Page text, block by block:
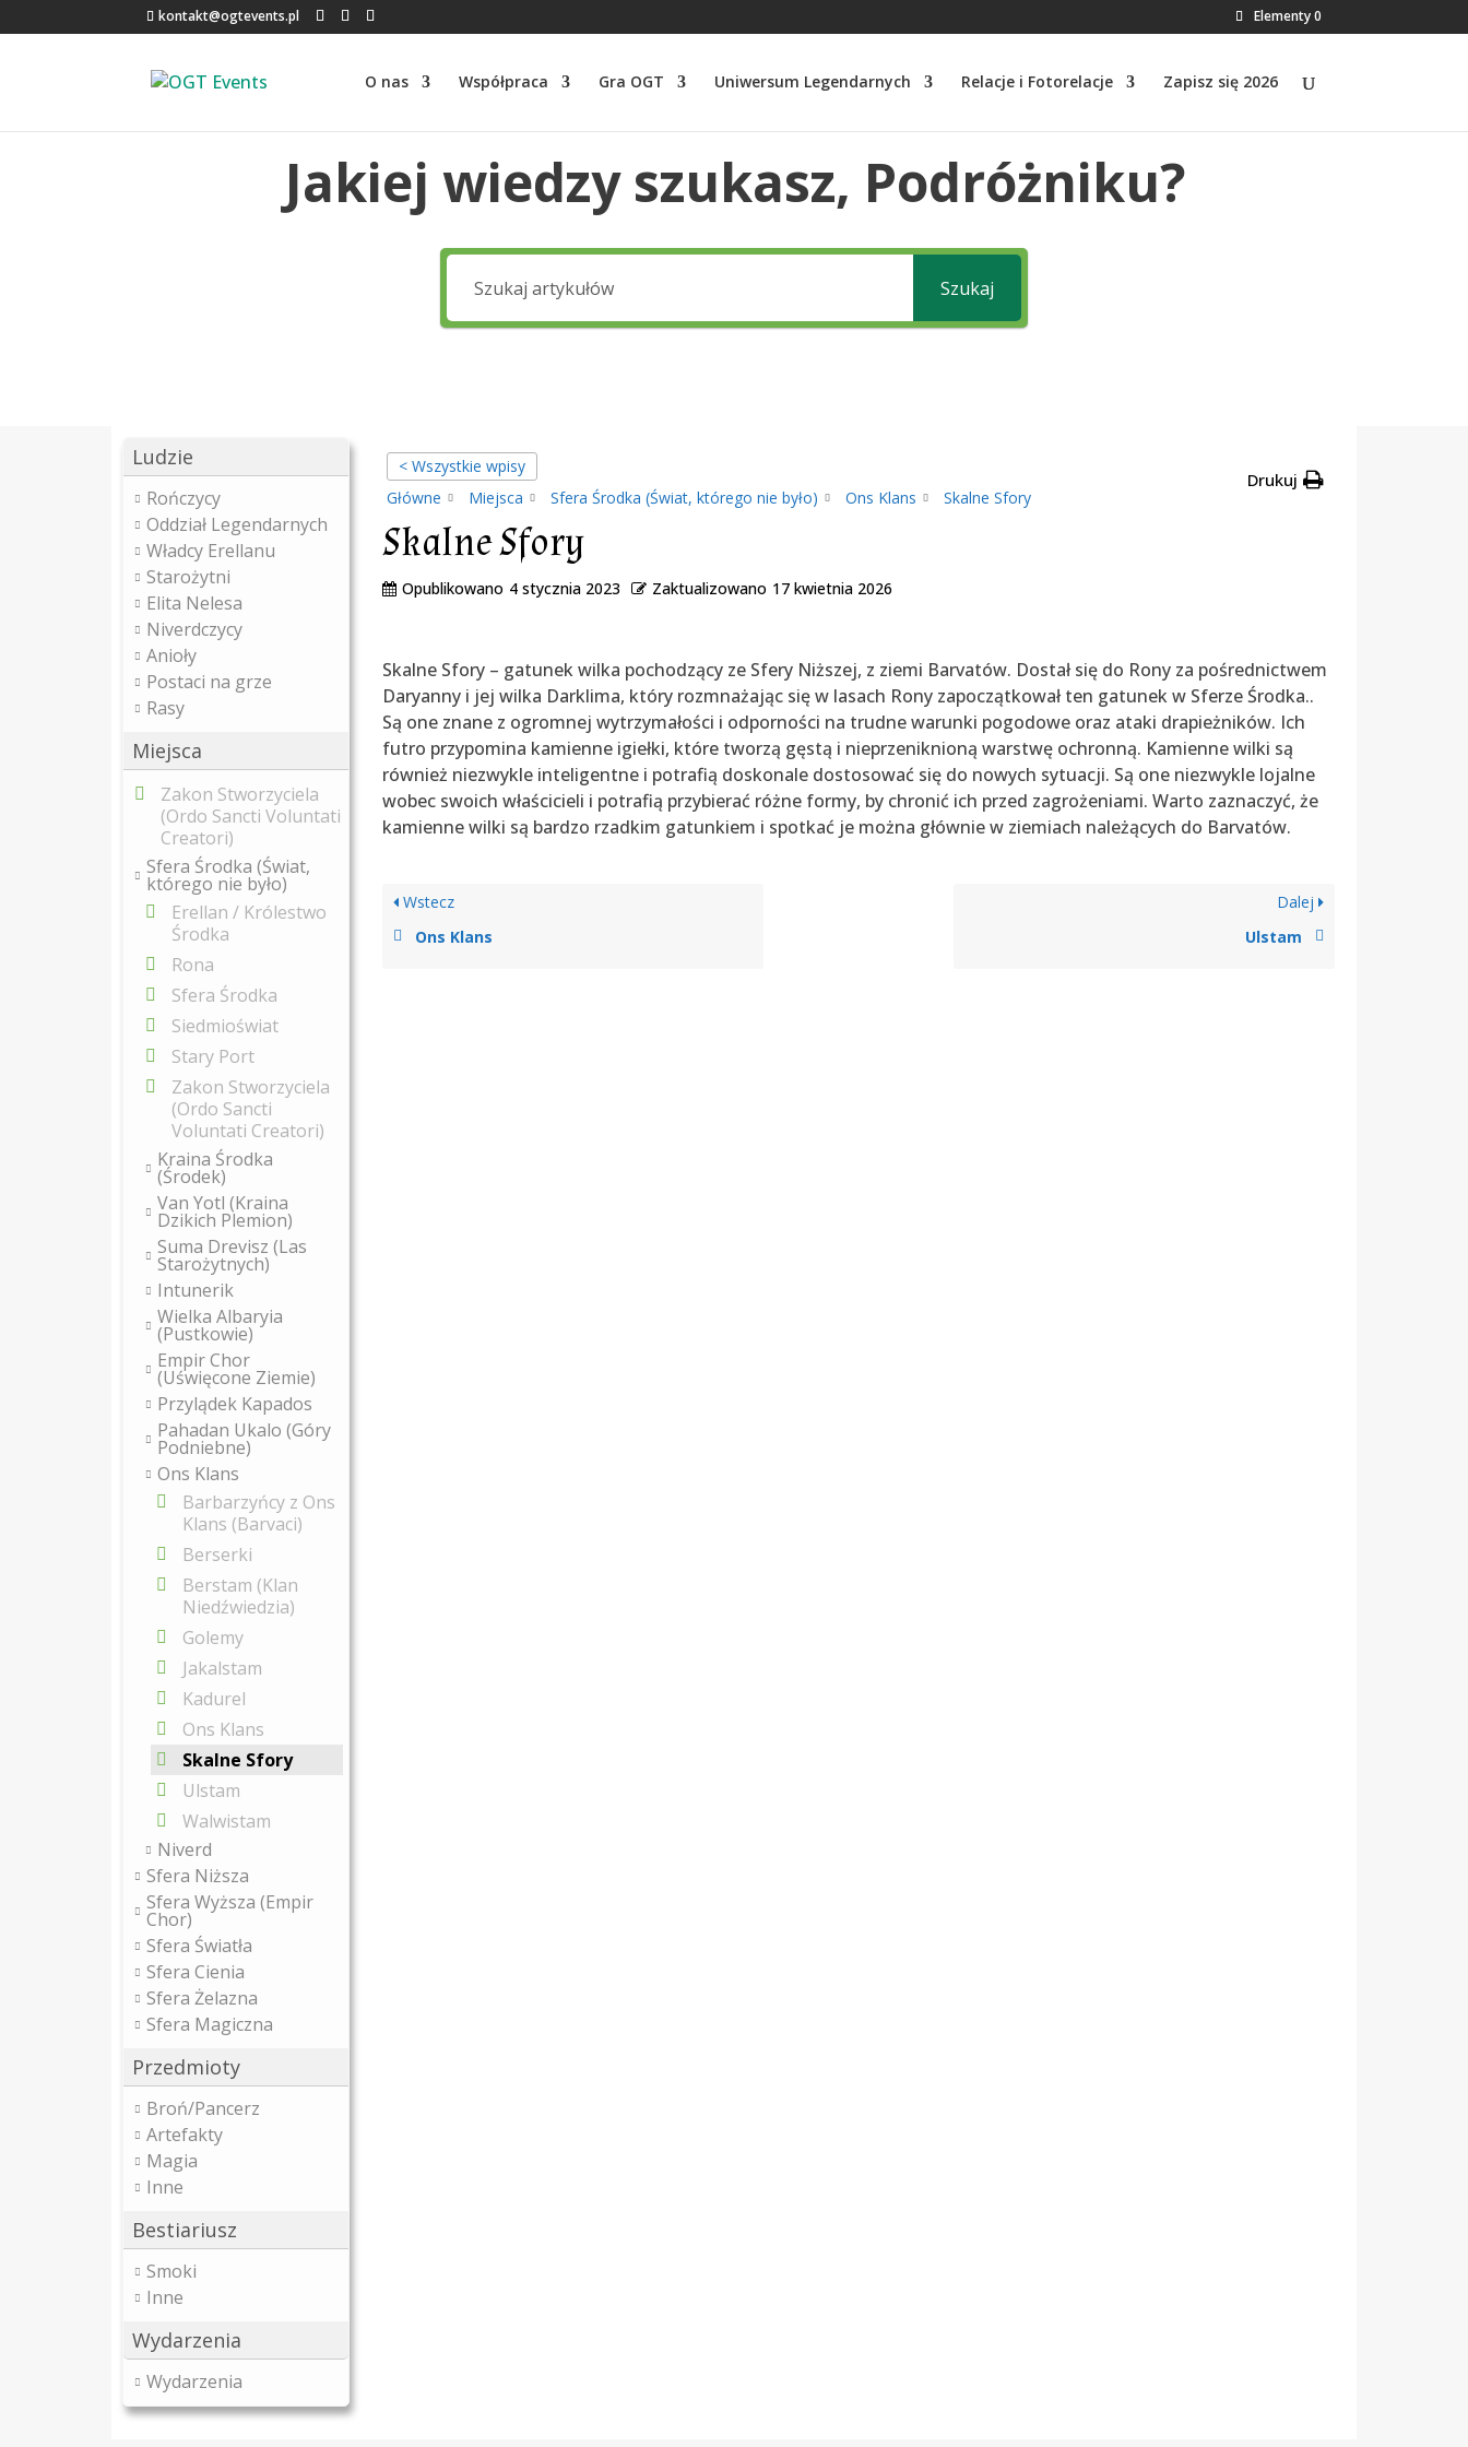
kontakt@ogtevents.pl Elementy 0
O nas Współpraca Gra OGT Uniwersum Legendarnych Relacje i Fotorelacje Zapisz się 2026
Jakiej wiedzy szukasz, Podróżniku?
Szukaj
Ludzie
Rończycy
Oddział Legendarnych
Władcy Erellanu
Starożytni
Elita Nelesa
Niverdczycy
Anioły
Postaci na grze
Rasy
Miejsca
Zakon Stworzyciela
(Ordo Sancti Voluntati
Creatori)
Sfera Środka (Świat,
którego nie było)
Erellan / Królestwo
Środka
Rona
Sfera Środka
Siedmioświat
Stary Port
Zakon Stworzyciela
(Ordo Sancti
Voluntati Creatori)
Kraina Środka
(Środek)
Van Yotl (Kraina
Dzikich Plemion)
Suma Drevisz (Las
Starożytnych)
Intunerik
Wielka Albaryia
(Pustkowie)
Empir Chor
(Uświęcone Ziemie)
Przylądek Kapados
Pahadan Ukalo (Góry
Podniebne)
Ons Klans
Barbarzyńcy z Ons
Klans (Barvaci)
Berserki
Berstam (Klan
Niedźwiedzia)
Golemy
Jakalstam
Kadurel
Ons Klans
Skalne Sfory
Ulstam
Walwistam
Niverd
Sfera Niższa
Sfera Wyższa (Empir
Chor)
Sfera Światła
Sfera Cienia
Sfera Żelazna
Sfera Magiczna
Przedmioty
Broń/Pancerz
Artefakty
Magia
Inne
Bestiariusz
Smoki
Inne
Wydarzenia
Wydarzenia
< Wszystkie wpisy
Główne
Miejsca Sfera Środka (Świat, którego nie było) Ons Klans Skalne Sfory
Drukuj
Skalne Sfory
Opublikowano 4 stycznia 2023 Zaktualizowano 17 kwietnia 2026
Skalne Sfory – gatunek wilka pochodzący ze Sfery Niższej, z ziemi Barvatów. Dostał się do Rony za pośrednictwem
Daryanny i jej wilka Darklima, który rozmnażając się w lasach Rony zapoczątkował ten gatunek w Sferze Środka..
Są one znane z ogromnej wytrzymałości i odporności na trudne warunki pogodowe oraz ataki drapieżników. Ich
futro przypomina kamienne igiełki, które tworzą gęstą i nieprzeniknioną warstwę ochronną. Kamienne wilki są
również niezwykle inteligentne i potrafią doskonale dostosować się do nowych sytuacji. Są one niezwykle lojalne
wobec swoich właścicieli i potrafią przybierać różne formy, by chronić ich przed zagrożeniami. Warto zaznaczyć, że
kamienne wilki są bardzo rzadkim gatunkiem i spotkać je można głównie w ziemiach należących do Barvatów.
Wstecz
Ons Klans
Dalej
Ulstam